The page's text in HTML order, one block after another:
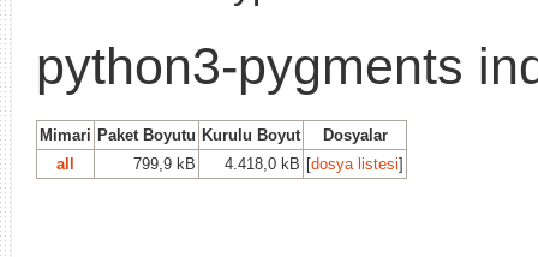
python3-pygments
Mimari Paket Boyutu Kurulu Boyut
Dosyalar
all
799,9 kB 4.418,0 kB [dosya listesi]